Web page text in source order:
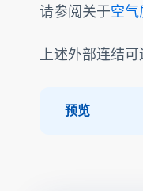
请参阅关于空
上述外部连结
预览